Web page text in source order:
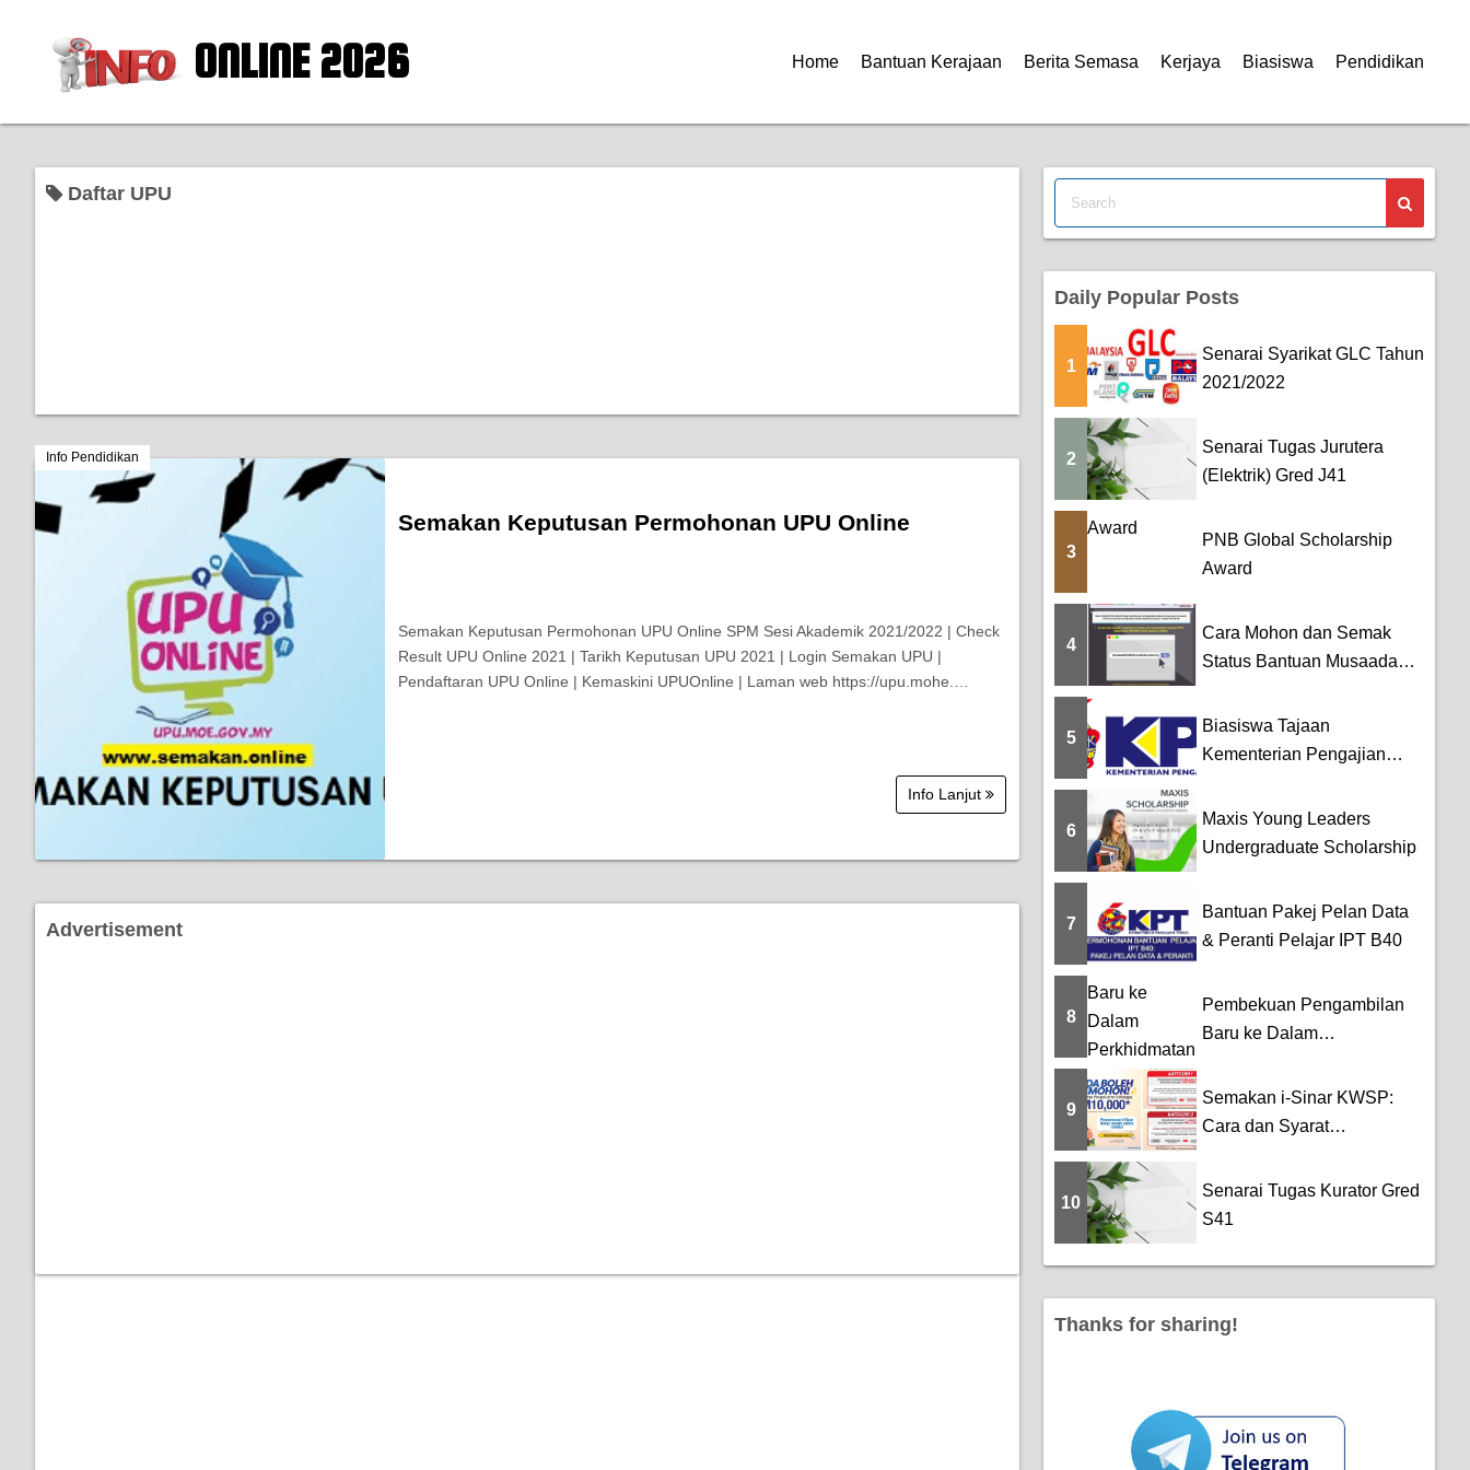
ONLINE 2026 Home Bantuan Kerajaan Berita Semasa Kerjaya Biasiswa Pendidikan
Daftar UPU
Info Pendidikan
Semakan Keputusan Permohonan UPU Online
Semakan Keputusan Permohonan UPU Online SPM Sesi Akademik 2021/2022 | Check
Result UPU Online 2021 | Tarikh Keputusan UPU 2021 | Login Semakan UPU |
Pendaftaran UPU Online | Kemaskini UPUOnline | Laman web https://upu.mohe.…
Info Lanjut
Advertisement
Daily Popular Posts
1
Senarai Syarikat GLC Tahun
2021/2022
2
Senarai Tugas Jurutera
(Elektrik) Gred J41
3
PNB Global Scholarship
Award
4
Cara Mohon dan Semak
Status Bantuan Musaadah
5
Biasiswa Tajaan
Kementerian Pengajian
6
Maxis Young Leaders
Undergraduate Scholarship
7
Bantuan Pakej Pelan Data
& Peranti Pelajar IPT B40
8
Pembekuan Pengambilan
Baru ke Dalam
9
Semakan i-Sinar KWSP:
Cara dan Syarat
...
10
Senarai Tugas Kurator Gred
S41
Thanks for sharing!